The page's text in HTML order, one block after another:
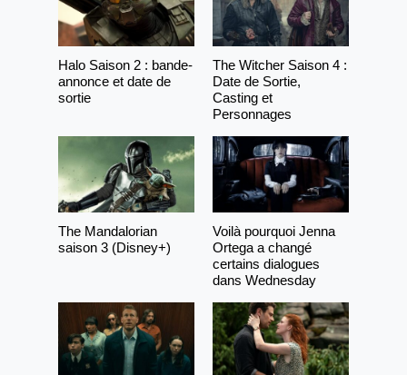
Halo Saison 2 : bande-
annonce et date de
sortie
The Witcher Saison 4 :
Date de Sortie,
Casting et
Personnages
The Mandalorian
saison 3 (Disney+)
Voilà pourquoi Jenna
Ortega a changé
certains dialogues
dans Wednesday